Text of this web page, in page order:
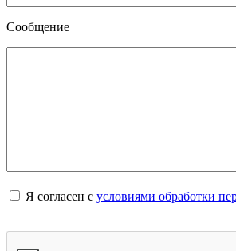
Сообщение
Я согласен с условиями обработки